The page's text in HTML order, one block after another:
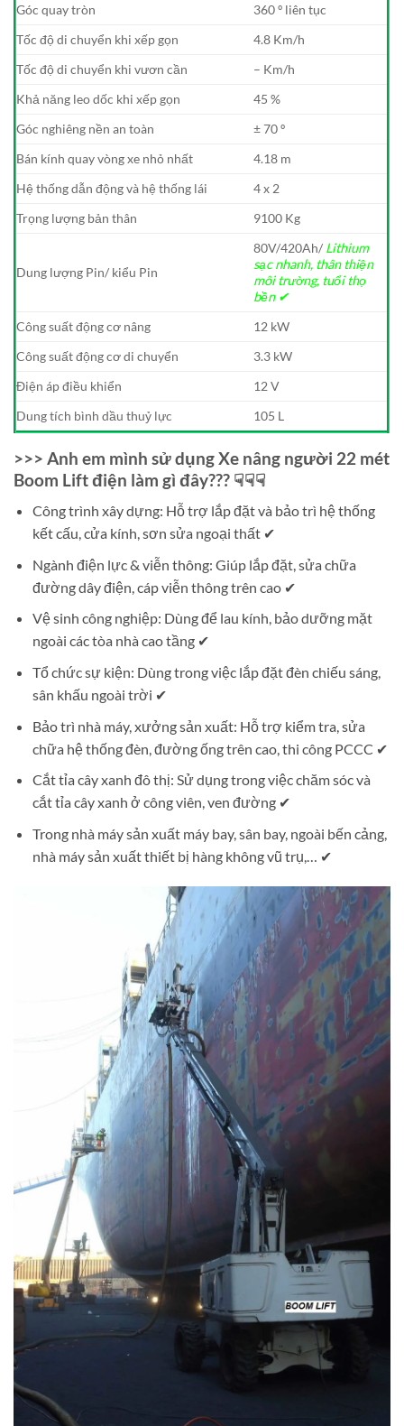
Góc quay tròn
360 º liên tục
Tốc độ di chuyển khi xếp gọn
4.8 Km/h
Tốc độ di chuyển khi vươn cần
– Km/h
Khả năng leo dốc khi xếp gọn
45 %
Góc nghiêng nền an toàn
± 70 º
Bán kính quay vòng xe nhỏ nhất
4.18 m
Hệ thống dẫn động và hệ thống lái
4 x 2
Trọng lượng bản thân
9100 Kg
Dung lượng Pin/ kiểu Pin
80V/420Ah/ Lithium
sạc nhanh, thân thiện
môi trường, tuổi thọ
bền ✔
Công suất động cơ nâng
12 kW
Công suất động cơ di chuyển
3.3 kW
Điện áp điều khiển
12 V
Dung tích bình dầu thuỷ lực
105 L
>>> Anh em mình sử dụng Xe nâng người 22 mét
Boom Lift điện làm gì đây??? ☟☟☟
Công trình xây dựng: Hỗ trợ lắp đặt và bảo trì hệ thống
kết cấu, cửa kính, sơn sửa ngoại thất ✔
Ngành điện lực & viễn thông: Giúp lắp đặt, sửa chữa
đường dây điện, cáp viễn thông trên cao ✔
Vệ sinh công nghiệp: Dùng để lau kính, bảo dưỡng mặt
ngoài các tòa nhà cao tầng ✔
Tổ chức sự kiện: Dùng trong việc lắp đặt đèn chiếu sáng,
sân khấu ngoài trời ✔
Bảo trì nhà máy, xưởng sản xuất: Hỗ trợ kiểm tra, sửa
chữa hệ thống đèn, đường ống trên cao, thi công PCCC ✔
Cắt tỉa cây xanh đô thị: Sử dụng trong việc chăm sóc và
cắt tỉa cây xanh ở công viên, ven đường ✔
Trong nhà máy sản xuất máy bay, sân bay, ngoài bến cảng,
nhà máy sản xuất thiết bị hàng không vũ trụ,… ✔